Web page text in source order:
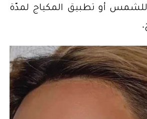
للشمس أو تطبيق المكياج لمدّة